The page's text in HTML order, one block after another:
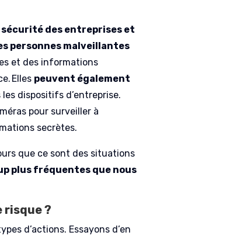
des entreprises et
personnes malveillantes
et des informations
Elles peuvent également
les dispositifs d’entreprise.
pour surveiller à
secrètes.
que ce sont des situations
plus fréquentes que nous
risque ?
d’actions. Essayons d’en